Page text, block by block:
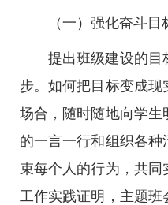
（一）强化奋斗
提出班级建设的目
步。如何把目标变成
场合，随时随地向学生
的一言一行和组织各
束每个人的行为，共
工作实践证明，主题班